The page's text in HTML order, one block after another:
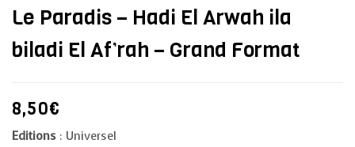
Le Paradis – Hadi El Arwah ila
biladi El Af’rah – Grand Format
8,50€
Editions : Universel